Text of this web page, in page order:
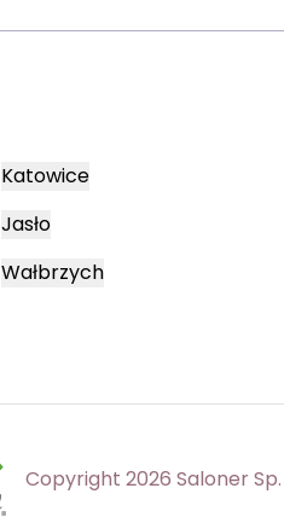
Katowice
Jasło
Wałbrzych
Copyright 2026 Saloner Sp.